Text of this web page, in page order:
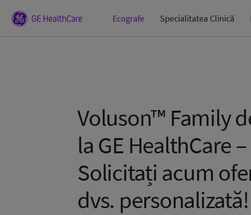
Ecografe Specialitatea Clinică
Voluson™ Family
la GE HealthCare –
Solicitați acum
dvs. personalizată!